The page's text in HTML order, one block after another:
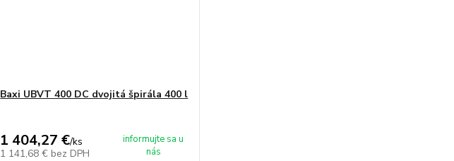
Baxi UBVT 400 DC dvojitá špirála 400 l
1 404,27 €/ks
1 141,68 € bez DPH
informujte sa u
nás